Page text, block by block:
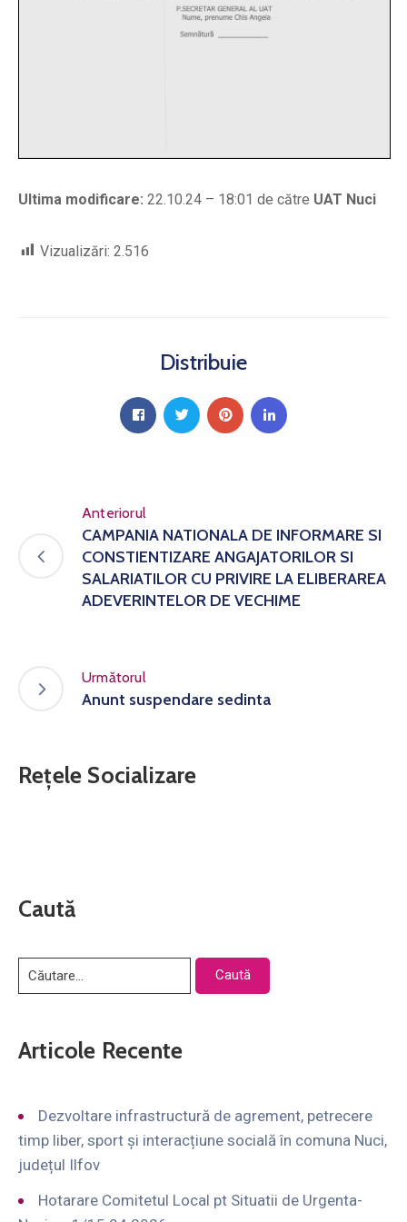
Ultima modificare: 22.10.24 – 18:01 de către UAT Nuci
Vizualizări: 2.516
Distribuie
Anteriorul
CAMPANIA NATIONALA DE INFORMARE SI
CONSTIENTIZARE ANGAJATORILOR SI
SALARIATILOR CU PRIVIRE LA ELIBERAREA
ADEVERINTELOR DE VECHIME
Următorul
Anunt suspendare sedinta
Rețele Socializare
Caută
Articole Recente
Dezvoltare infrastructură de agrement, petrecere
timp liber, sport și interacțiune socială în comuna Nuci,
județul Ilfov
Hotarare Comitetul Local pt Situatii de Urgenta-